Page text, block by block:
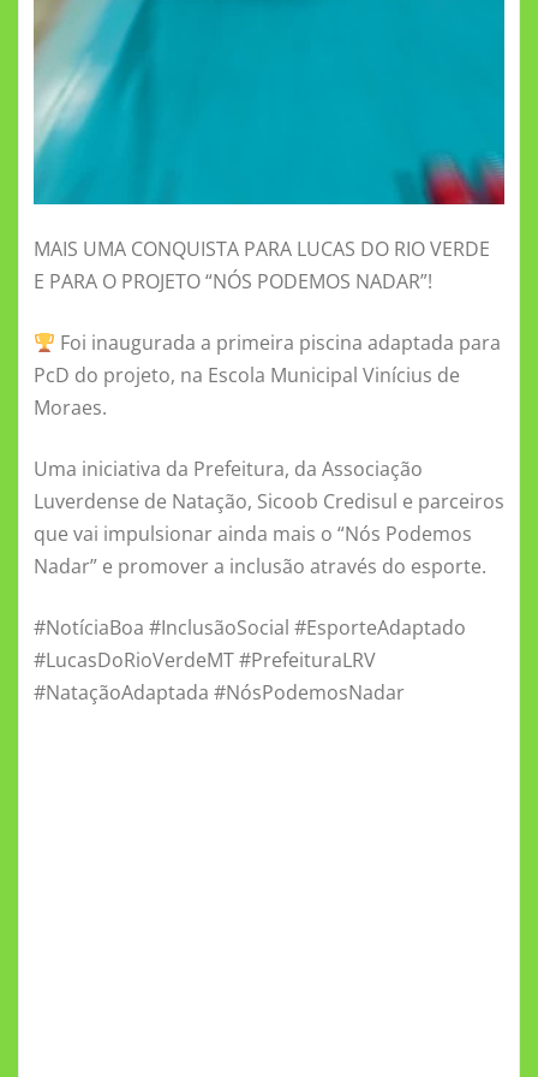
MAIS UMA CONQUISTA PARA LUCAS DO RIO VERDE
E PARA O PROJETO “NÓS PODEMOS NADAR”!
Foi inaugurada a primeira piscina adaptada para
PcD do projeto, na Escola Municipal Vinícius de
Moraes.
Uma iniciativa da Prefeitura, da Associação
Luverdense de Natação, Sicoob Credisul e parceiros
que vai impulsionar ainda mais o “Nós Podemos
Nadar” e promover a inclusão através do esporte.
#NotíciaBoa #InclusãoSocial #EsporteAdaptado
#LucasDoRioVerdeMT #PrefeituraLRV
#NataçãoAdaptada #NósPodemosNadar